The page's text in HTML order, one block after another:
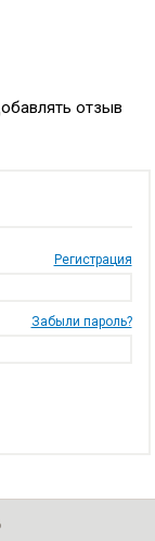
отзыв
Регистрация
Забыли пароль?